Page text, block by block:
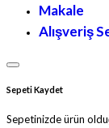
Makale
Alışveriş
Sepeti Kaydet
Sepetinizde ürün